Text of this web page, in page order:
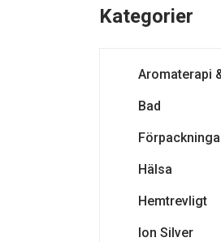
Kategorier
Aromaterapi
Bad
Hälsa
Hemtrevligt
Ion Silver